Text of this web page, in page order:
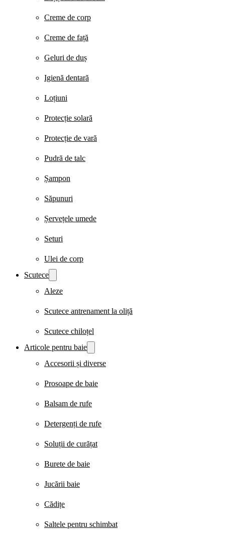
Creme de corp
Creme de față
Geluri de duș
Igienă dentară
Loțiuni
Protecție solară
Protecție de vară
Pudră de talc
Șampon
Săpunuri
Șervețele umede
Seturi
Ulei de corp
Scutece
Aleze
Scutece antrenament la oliță
Scutece chiloțel
Articole pentru baie
Accesorii și diverse
Prosoape de baie
Balsam de rufe
Detergenți de rufe
Soluții de curățat
Burete de baie
Jucării baie
Cădițe
Saltele pentru schimbat